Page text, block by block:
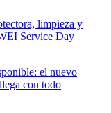
limpieza y
Service Day
el nuevo
con todo